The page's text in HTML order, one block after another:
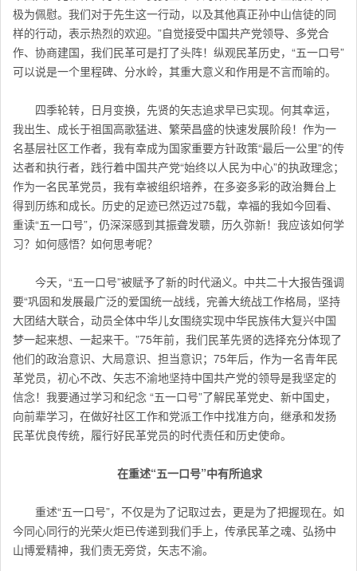
极为佩慰。我们对于先生这一行动，以及其他真正孙中山信徒的同
样的行动，表示热烈的欢迎。”自觉接受中国共产党领导、多党合
作、协商建国，我们民革可是打了头阵！纵观民革历史，“五一口号”
可以说是一个里程碑、分水岭，其重大意义和作用是不言而喻的。
四季轮转，日月变换，先贤的矢志追求早已实现。何其幸运，
我出生、成长于祖国高歌猛进、繁荣昌盛的快速发展阶段！作为一
名基层社区工作者，我有幸成为国家重要方针政策“最后一公里”的传
达者和执行者，践行着中国共产党“始终以人民为中心”的执政理念；
作为一名民革党员，我有幸被组织培养，在多姿多彩的政治舞台上
得到历练和成长。历史的足迹已然迈过75载，幸福的我如今回看、
重读“五一口号”，仍深深感到其振聋发聩，历久弥新！我应该如何学
习？如何感悟？如何思考呢？
今天，“五一口号”被赋予了新的时代涵义。中共二十大报告强调
要“巩固和发展最广泛的爱国统一战线，完善大统战工作格局，坚持
大团结大联合，动员全体中华儿女围绕实现中华民族伟大复兴中国
梦一起来想、一起来干。”75年前，我们民革先贤的选择充分体现了
他们的政治意识、大局意识、担当意识；75年后，作为一名青年民
革党员，初心不改、矢志不渝地坚持中国共产党的领导是我坚定的
信念！我要通过学习和纪念 “五一口号”了解民革党史、新中国史，
向前辈学习，在做好社区工作和党派工作中找准方向，继承和发扬
民革优良传统，履行好民革党员的时代责任和历史使命。
在重述“五一口号”中有所追求
重述“五一口号”，不仅是为了记取过去，更是为了把握现在。如
今同心同行的光荣火炬已传递到我们手上，传承民革之魂、弘扬中
山博爱精神，我们责无旁贷，矢志不渝。